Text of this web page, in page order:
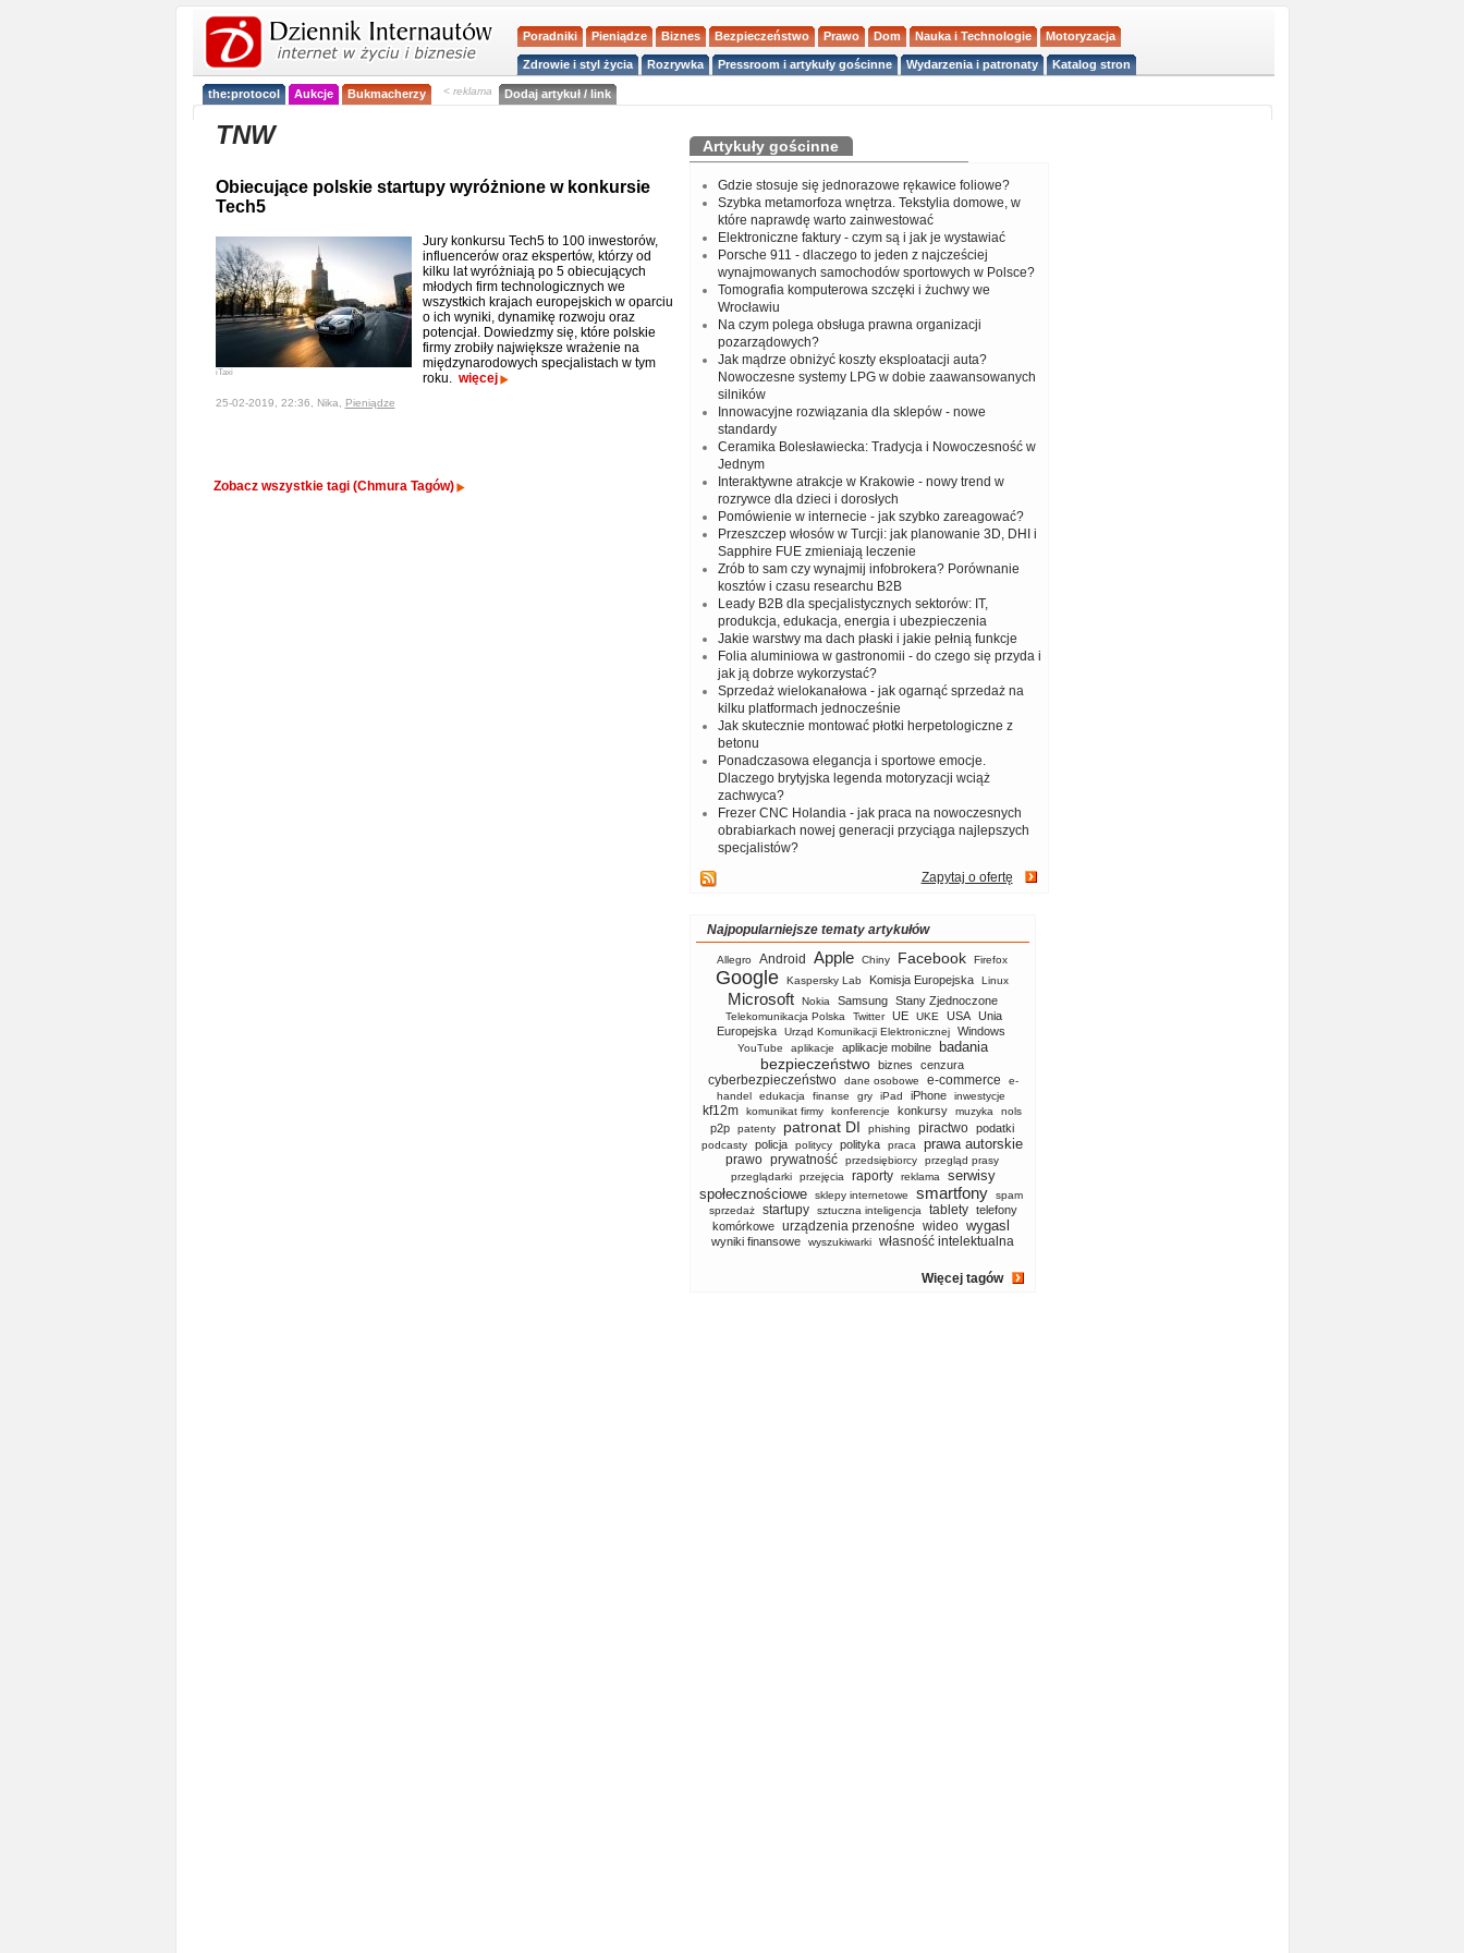
Poradniki Pieniądze Biznes Bezpieczeństwo Prawo Dom Nauka i Technologie Motoryzacja
Zdrowie i styl życia Rozrywka Pressroom i artykuły gościnne Wydarzenia i patronaty Katalog stron
the:protocol Aukcje Bukmacherzy < reklama Dodaj artykuł / link
TNW
Obiecujące polskie startupy wyróżnione w konkursie
Tech5
iTaxi
Jury konkursu Tech5 to 100 inwestorów,
influencerów oraz ekspertów, którzy od
kilku lat wyróżniają po 5 obiecujących
młodych firm technologicznych we
wszystkich krajach europejskich w oparciu
o ich wyniki, dynamikę rozwoju oraz
potencjał. Dowiedzmy się, które polskie
firmy zrobiły największe wrażenie na
międzynarodowych specjalistach w tym
roku. więcej
25-02-2019, 22:36, Nika, Pieniądze
Zobacz wszystkie tagi (Chmura Tagów)
Artykuły gościnne
Gdzie stosuje się jednorazowe rękawice foliowe?
Szybka metamorfoza wnętrza. Tekstylia domowe, w
które naprawdę warto zainwestować
Elektroniczne faktury - czym są i jak je wystawiać
Porsche 911 - dlaczego to jeden z najcześciej
wynajmowanych samochodów sportowych w Polsce?
Tomografia komputerowa szczęki i żuchwy we
Wrocławiu
Na czym polega obsługa prawna organizacji
pozarządowych?
Jak mądrze obniżyć koszty eksploatacji auta?
Nowoczesne systemy LPG w dobie zaawansowanych
silników
Innowacyjne rozwiązania dla sklepów - nowe
standardy
Ceramika Bolesławiecka: Tradycja i Nowoczesność w
Jednym
Interaktywne atrakcje w Krakowie - nowy trend w
rozrywce dla dzieci i dorosłych
Pomówienie w internecie - jak szybko zareagować?
Przeszczep włosów w Turcji: jak planowanie 3D, DHI i
Sapphire FUE zmieniają leczenie
Zrób to sam czy wynajmij infobrokera? Porównanie
kosztów i czasu researchu B2B
Leady B2B dla specjalistycznych sektorów: IT,
produkcja, edukacja, energia i ubezpieczenia
Jakie warstwy ma dach płaski i jakie pełnią funkcje
Folia aluminiowa w gastronomii - do czego się przyda i
jak ją dobrze wykorzystać?
Sprzedaż wielokanałowa - jak ogarnąć sprzedaż na
kilku platformach jednocześnie
Jak skutecznie montować płotki herpetologiczne z
betonu
Ponadczasowa elegancja i sportowe emocje.
Dlaczego brytyjska legenda motoryzacji wciąż
zachwyca?
Frezer CNC Holandia - jak praca na nowoczesnych
obrabiarkach nowej generacji przyciąga najlepszych
specjalistów?
Zapytaj o ofertę
Najpopularniejsze tematy artykułów
Allegro Android Apple Chiny Facebook Firefox
Google Kaspersky Lab Komisja Europejska Linux
Microsoft Nokia Samsung Stany Zjednoczone
Telekomunikacja Polska Twitter UE UKE USA
Unia
Europejska
Urząd Komunikacji Elektronicznej Windows
YouTube aplikacje aplikacje mobilne badania
bezpieczeństwo biznes cenzura
cyberbezpieczeństwo dane osobowe e-commerce
e-
handel
edukacja finanse gry iPad iPhone inwestycje
kf12m komunikat firmy konferencje konkursy muzyka nols
p2p patenty patronat DI phishing piractwo podatki
podcasty policja politycy polityka praca prawa autorskie
prawo prywatność przedsiębiorcy
przegląd prasy
przeglądarki
przejęcia raporty reklama
serwisy
społecznościowe
sklepy internetowe smartfony
spam
sprzedaż
startupy sztuczna inteligencja tablety telefony
komórkowe urządzenia przenośne wideo wygasl
wyniki finansowe wyszukiwarki własność intelektualna
Więcej tagów